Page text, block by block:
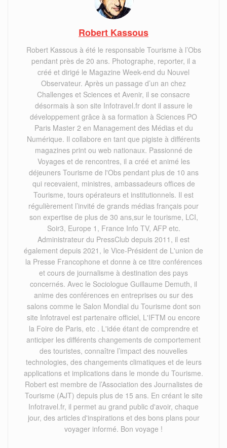
Robert Kassous
Robert Kassous à été le responsable Tourisme à l’Obs
pendant près de 20 ans. Photographe, reporter, il a
créé et dirigé le Magazine Week-end du Nouvel
Observateur. Après un passage d’un an chez
Challenges et Sciences et Avenir, il se consacre
désormais à son site Infotravel.fr dont il assure le
développement grâce à sa formation à Sciences PO
Paris Master 2 en Management des Médias et du
Numérique. Il collabore en tant que pigiste à différents
magazines print ou web nationaux. Passionné de
Voyages et de rencontres, il a créé et animé les
déjeuners Tourisme de l'Obs pendant plus de 10 ans
qui recevaient, ministres, ambassadeurs offices de
Tourisme, tours opérateurs et institutionnels. Il est
régulièrement l’invité de grands médias français pour
son expertise de plus de 30 ans,sur le tourisme, LCI,
Soir3, Europe 1, France Info TV, AFP etc.
Administrateur du PressClub depuis 2011, il est
également depuis 2021, le Vice-Président de L'union de
la Presse Francophone et donne à ce titre conférences
et cours de journalisme à destination des pays
concernés. Avec le Sociologue Guillaume Demuth, il
anime des conférences en entreprises ou sur des
salons comme le Salon Mondial du Tourisme dont son
site Infotravel est partenaire officiel, L'IFTM ou encore
la Foire de Paris, etc . L'idée étant de comprendre et
anticiper les différents changements de comportement
des touristes, connaître l’impact des nouvelles
technologies, des changements climatiques et de leurs
applications et implications dans le monde du Tourisme.
Robert est membre de l’Association des Journalistes de
Tourisme (AJT) depuis plus de 15 ans. En créant le site
Infotravel.fr, il permet au grand public d'avoir, chaque
jour, des articles d'inspirations et des bons plans pour
voyager informé. Bon voyage !